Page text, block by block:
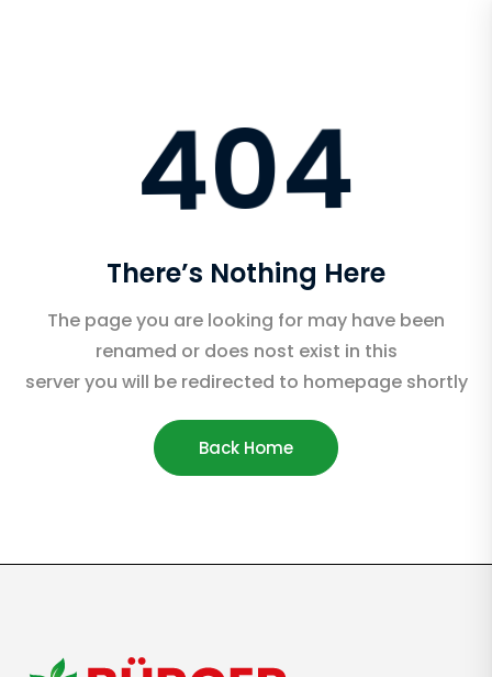
404
There’s Nothing Here
The page you are looking for may have been
renamed or does nost exist in this
server you will be redirected to homepage shortly
Back Home